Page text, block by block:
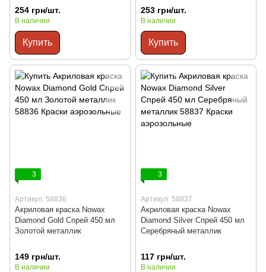
NX48038
254 грн/шт.
В наличии
Купить
253 грн/шт.
В наличии
Купить
3
Артикул: 58836
Акриловая краска Nowax
Diamond Gold Спрей 450 мл
Золотой металлик
149 грн/шт.
В наличии
3
Артикул: 58837
Акриловая краска Nowax
Diamond Silver Спрей 450 мл
Серебряный металлик
117 грн/шт.
В наличии